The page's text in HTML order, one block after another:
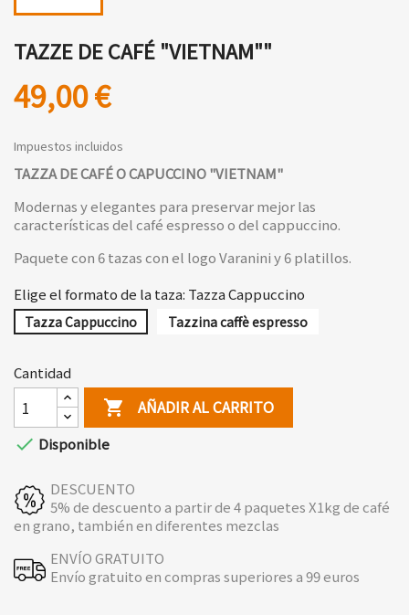
TAZZE DE CAFÉ "VIETNAM""
49,00 €
Impuestos incluidos
TAZZA DE CAFÉ O CAPUCCINO "VIETNAM"
Modernas y elegantes para preservar mejor las
características del café espresso o del cappuccino.
Paquete con 6 tazas con el logo Varanini y 6 platillos.
Elige el formato de la taza: Tazza Cappuccino
Tazza Cappuccino Tazzina caffè espresso
Cantidad

AÑADIR AL CARRITO
 Disponible
DESCUENTO
5% de descuento a partir de 4 paquetes X1kg de café
en grano, también en diferentes mezclas
ENVÍO GRATUITO
Envío gratuito en compras superiores a 99 euros